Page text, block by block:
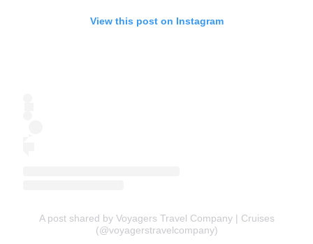
View this post on Instagram
A post shared by Voyagers Travel Company | Cruises
(@voyagerstravelcompany)